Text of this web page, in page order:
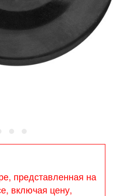
представленная на
включая цену,